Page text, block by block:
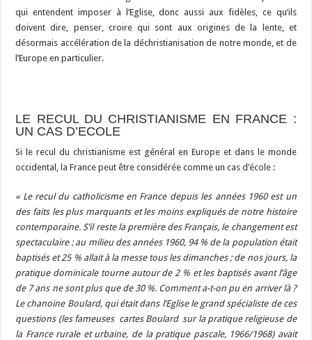
qui entendent imposer à l’Eglise, donc aussi aux fidèles, ce qu’ils
doivent dire, penser, croire qui sont aux origines de la lente, et
désormais accélération de la déchristianisation de notre monde, et de
l’Europe en particulier.
LE RECUL DU CHRISTIANISME EN FRANCE :
UN CAS D’ECOLE
Si le recul du christianisme est général en Europe et dans le monde
occidental, la France peut être considérée comme un cas d’école :
« Le recul du catholicisme en France depuis les années 1960 est un
des faits les plus marquants et les moins expliqués de notre histoire
contemporaine. S’il reste la première des Français, le changement est
spectaculaire : au milieu des années 1960, 94 % de la population était
baptisés et 25 % allait à la messe tous les dimanches ; de nos jours, la
pratique dominicale tourne autour de 2 % et les baptisés avant l’âge
de 7 ans ne sont plus que de 30 %. Comment a-t-on pu en arriver là ?
Le chanoine Boulard, qui était dans l’Eglise le grand spécialiste de ces
questions (les fameuses cartes Boulard sur la pratique religieuse de
la France rurale et urbaine, de la pratique pascale, 1966/1968) avait